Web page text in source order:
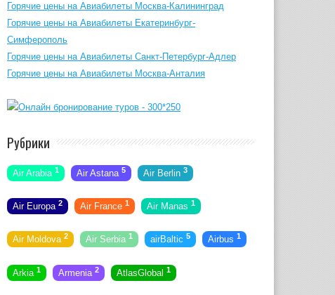
Горячие цены на Авиабилеты Москва-Калининград
Горячие цены на Авиабилеты Екатеринбург-
Симферополь
Горячие цены на Авиабилеты Санкт-Петербург-Адлер
Горячие цены на Авиабилеты Москва-Анталия
Рубрики
Air Arabia 1 Air Astana 5 Air Berlin 3
Air Europa 2 Air France 1 Air Manas 1
Air Moldova 2 Air Serbia 1 airBaltic 5 Airbus 1
Arkia 1 Armenia 2 AtlasGlobal 1